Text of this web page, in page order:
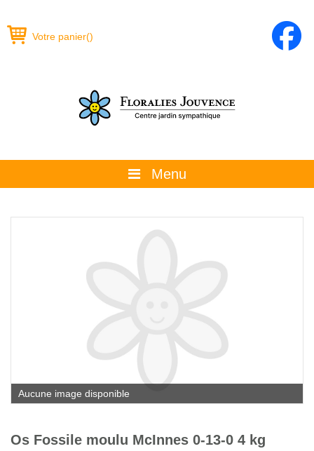
Votre panier()
Menu
La boutique
Promotions et évènements
Calendrier horticole
Emplois
Service à la clientèle
Nous joindre
Aucune image disponible
Os Fossile moulu McInnes 0-13-0 4 kg